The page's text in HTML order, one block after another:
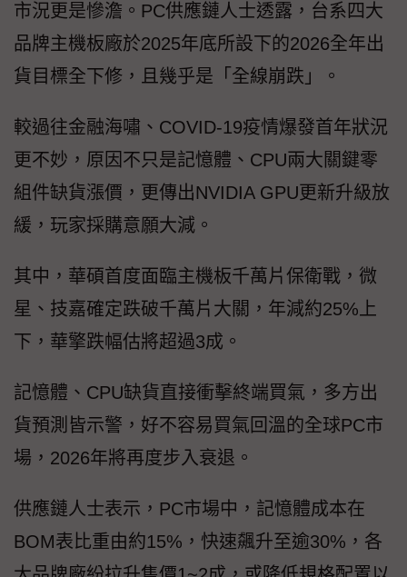
市況更是慘澹。PC供應鏈人士透露，台系四大
品牌主機板廠於2025年底所設下的2026全年出
貨目標全下修，且幾乎是「全線崩跌」。
較過往金融海嘯、COVID-19疫情爆發首年狀況
更不妙，原因不只是記憶體、CPU兩大關鍵零
組件缺貨漲價，更傳出NVIDIA GPU更新升級放
緩，玩家採購意願大減。
其中，華碩首度面臨主機板千萬片保衛戰，微
星、技嘉確定跌破千萬片大關，年減約25%上
下，華擎跌幅估將超過3成。
記憶體、CPU缺貨直接衝擊終端買氣，多方出
貨預測皆示警，好不容易買氣回溫的全球PC市
場，2026年將再度步入衰退。
供應鏈人士表示，PC市場中，記憶體成本在
BOM表比重由約15%，快速飆升至逾30%，各